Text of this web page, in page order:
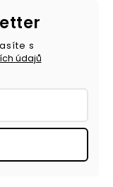
s
údajů